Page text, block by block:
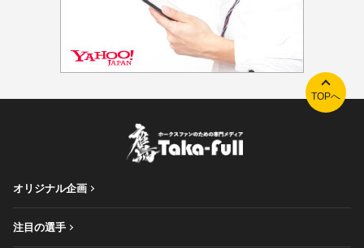
TOPへ
オリジナル企画
注目の選手